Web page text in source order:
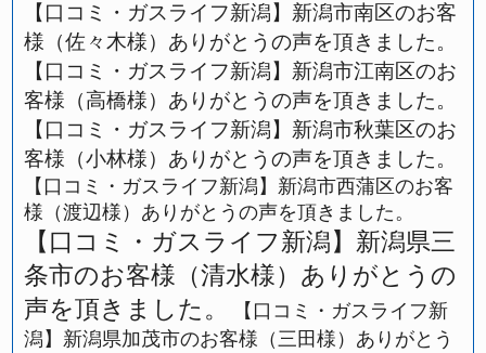
【口コミ・ガスライフ新潟】新潟市南区のお客
様（佐々木様）ありがとうの声を頂きました。
【口コミ・ガスライフ新潟】新潟市江南区のお
客様（高橋様）ありがとうの声を頂きました。
【口コミ・ガスライフ新潟】新潟市秋葉区のお
客様（小林様）ありがとうの声を頂きました。
【口コミ・ガスライフ新潟】新潟市西蒲区のお客
様（渡辺様）ありがとうの声を頂きました。
【口コミ・ガスライフ新潟】新潟県三
条市のお客様（清水様）ありがとうの
声を頂きました。
【口コミ・ガスライフ新
潟】新潟県加茂市のお客様（三田様）ありがとう